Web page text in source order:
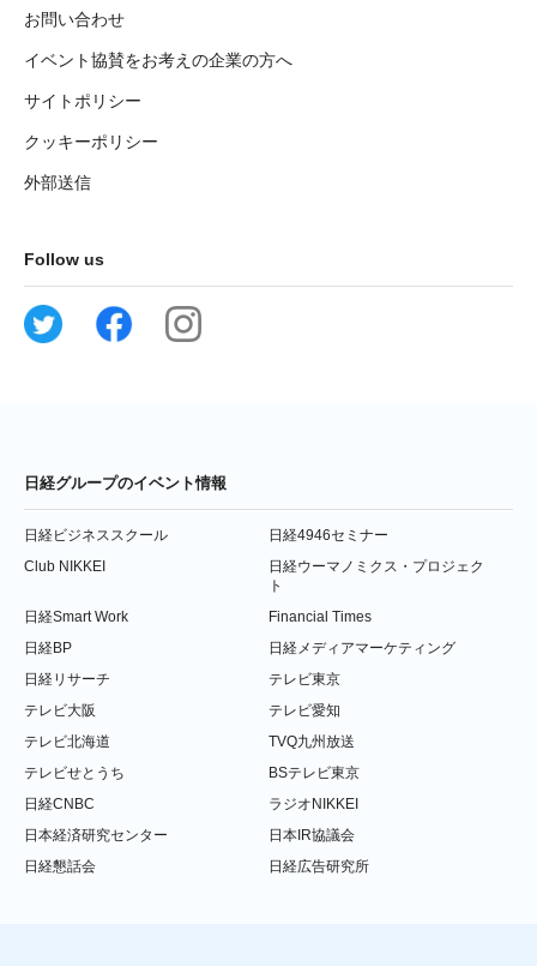
お問い合わせ
イベント協賛をお考えの企業の方へ
サイトポリシー
クッキーポリシー
外部送信
Follow us
日経グループのイベント情報
日経ビジネススクール
日経4946セミナー
Club NIKKEI
日経ウーマノミクス・プロジェク
ト
日経Smart Work
Financial Times
日経BP
日経メディアマーケティング
日経リサーチ
テレビ東京
テレビ大阪
テレビ愛知
テレビ北海道
TVQ九州放送
テレビせとうち
BSテレビ東京
日経CNBC
ラジオNIKKEI
日本経済研究センター
日本IR協議会
日経懇話会
日経広告研究所